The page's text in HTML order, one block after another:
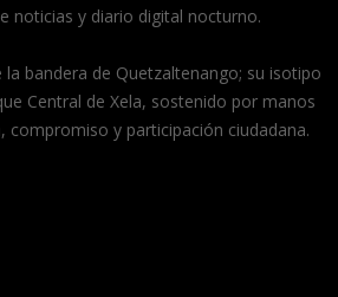
noticias y diario digital nocturno.
la bandera de Quetzaltenango; su isotipo
Central de Xela, sostenido por manos
compromiso y participación ciudadana.